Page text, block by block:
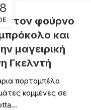
στον φούρνο
και
μαγειρική
Γκελντή
πορτομπέλο
σε